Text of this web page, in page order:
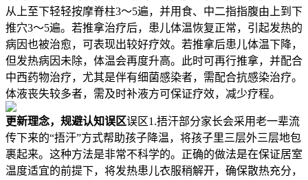
从上至下轻轻按摩脊柱3～5遍，并用食、中二指指腹由上到下
推穴3～5遍。若推拿治疗后，患儿体温恢复正常，引起发热的
病因也被治愈，可表现出较好疗效。若推拿后患儿体温下降，
但发热病因未除，体温会再度升高。此时可再行推拿，并配合
中西药物治疗，尤其是伴有细菌感染者，需配合抗感染治疗。
体液丧失较多者，需及时补液方可保证疗效，减少疗程。
更新理念，规避认知误区误区1.捂汗部分家长会采用老一辈流
传下来的“捂汗”方式帮助孩子降温，将孩子里三层外三层地包
裹起来。这种方法是非常不科学的。正确的做法是在保证居室
温度适宜的前提下，将发热患儿衣服稍解开，确保散热充分，